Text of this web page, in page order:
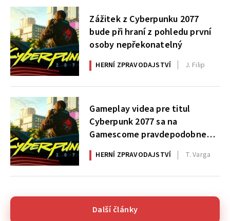
Zážitek z Cyberpunku 2077
bude při hraní z pohledu první
osoby nepřekonatelný
HERNÍ ZPRAVODAJSTVÍ J. Filip
Gameplay videa pre titul
Cyberpunk 2077 sa na
Gamescome pravdepodobne
nedočkáme
HERNÍ ZPRAVODAJSTVÍ T. Varga
Další články